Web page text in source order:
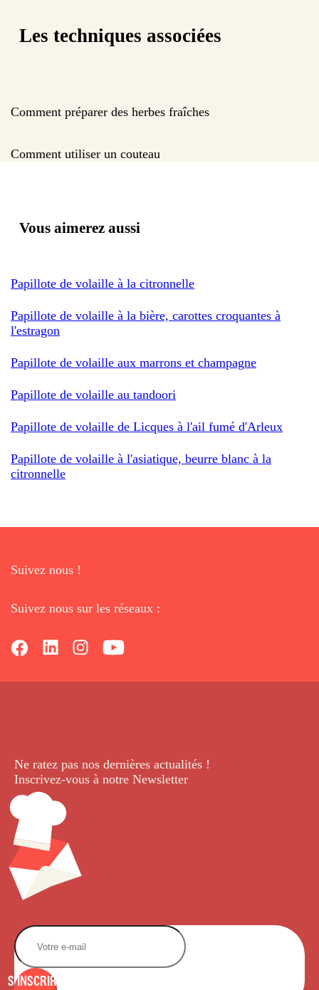
Les techniques associées
Comment préparer des herbes fraîches
Comment utiliser un couteau
Vous aimerez aussi
Papillote de volaille à la citronnelle
Papillote de volaille à la bière, carottes croquantes à
l'estragon
Papillote de volaille aux marrons et champagne
Papillote de volaille au tandoori
Papillote de volaille de Licques à l'ail fumé d'Arleux
Papillote de volaille à l'asiatique, beurre blanc à la
citronnelle
Suivez nous !
Suivez nous sur les réseaux :
Ne ratez pas nos dernières actualités !
Inscrivez-vous à notre Newsletter.
S'INSCRIRE